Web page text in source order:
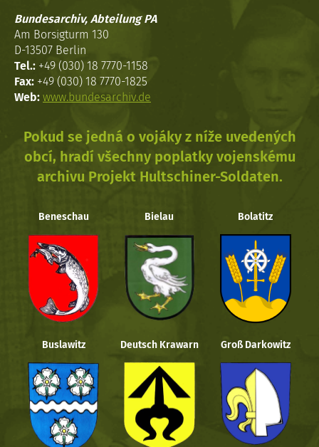
Bundesarchiv, Abteilung PA
Am Borsigturm 130
D-13507 Berlin
Tel.: +49 (030) 18 7770-1158
Fax: +49 (030) 18 7770-1825
Web: www.bundesarchiv.de
Pokud se jedná o vojáky z níže uvedených
obcí, hradí všechny poplatky vojenskému
archivu Projekt Hultschiner-Soldaten.
Beneschau Bielau Bolatitz
Buslawitz Deutsch Krawarn Groß Darkowitz